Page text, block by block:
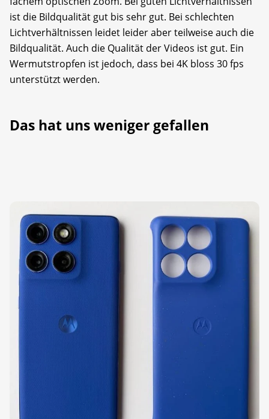
ist die Bildqualität gut bis sehr gut. Bei schlechten
Lichtverhältnissen leidet leider aber teilweise auch die
Bildqualität. Auch die Qualität der Videos ist gut. Ein
Wermutstropfen ist jedoch, dass bei 4K bloss 30 fps
unterstützt werden.
Das hat uns weniger gefallen